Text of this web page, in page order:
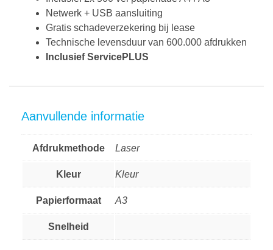
Netwerk + USB aansluiting
Gratis schadeverzekering bij lease
Technische levensduur van 600.000 afdrukken
Inclusief ServicePLUS
Aanvullende informatie
Afdrukmethode Laser
Kleur Kleur
Papierformaat A3
Snelheid